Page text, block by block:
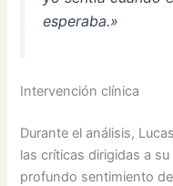
esperaba.»
Intervención clínica
Durante el análisis,
las críticas dirigidas a
profundo sentimiento